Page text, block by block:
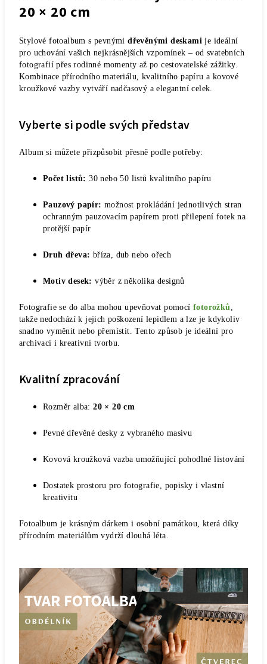
20 × 20 cm
Stylové fotoalbum s pevnýmidřevěnými deskami je ideální
pro uchování vašich nejkrásnějších vzpomínek – od svatebních
fotografií přes rodinné momenty až po cestovatelské zážitky.
Kombinace přírodního materiálu, kvalitního papíru a kovové
kroužkové vazby vytváří nadčasový a elegantní celek.
Vyberte si podle svých představ
Album si můžete přizpůsobit přesně podle potřeby:
Počet listů: 30 nebo 50 listů kvalitního papíru
Pauzový papír: možnost prokládání jednotlivých stran
ochranným pauzovacím papírem proti přilepení fotek na
protější papír
Druh dřeva: bříza, dub nebo ořech
Motiv desek: výběr z několika designů
Fotografie se do alba mohou upevňovat pomocí fotorožků,
takže nedochází k jejich poškození lepidlem a lze je kdykoliv
snadno vyměnit nebo přemístit. Tento způsob je ideální pro
archivaci i kreativní tvorbu.
Kvalitní zpracování
Rozměr alba:20 × 20 cm
Pevné dřevěné desky z vybraného masivu
Kovová kroužková vazba umožňující pohodlné listování
Dostatek prostoru pro fotografie, popisky i vlastní
kreativitu
Fotoalbum je krásným dárkem i osobní památkou, která díky
přírodním materiálům vydrží dlouhá léta.